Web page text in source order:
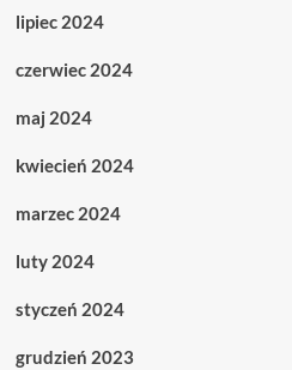
lipiec 2024
czerwiec 2024
maj 2024
kwiecień 2024
marzec 2024
luty 2024
styczeń 2024
grudzień 2023